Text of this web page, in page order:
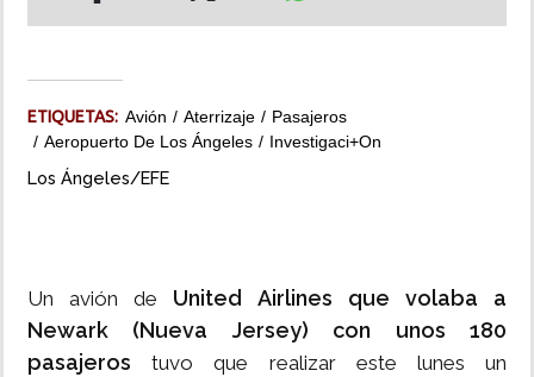
ETIQUETAS: Avión Aterrizaje
Pasajeros
Aeropuerto De Los Ángeles
Investigaci+on
Los Ángeles/EFE
Un avión de United Airlines que volaba a
Newark (Nueva Jersey) con unos 180
pasajeros tuvo que realizar este lunes un